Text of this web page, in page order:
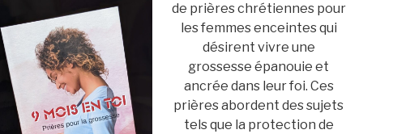
de prières chrétiennes pour
les femmes enceintes qui
désirent vivre une
grossesse épanouie et
ancrée dans leur foi. Ces
prières abordent des sujets
tels que la protection de